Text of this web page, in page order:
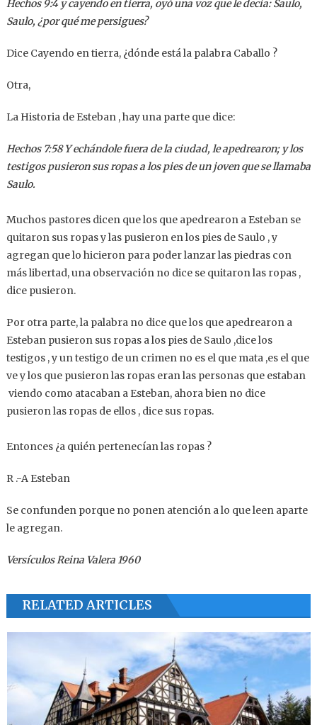
Hechos 9:4 y cayendo en tierra, oyó una voz que le decía: Saulo,
Saulo, ¿por qué me persigues?
Dice Cayendo en tierra, ¿dónde está la palabra Caballo ?
Otra,
La Historia de Esteban , hay una parte que dice:
Hechos 7:58 Y echándole fuera de la ciudad, le apedrearon; y los
testigos pusieron sus ropas a los pies de un joven que se llamaba
Saulo.
Muchos pastores dicen que los que apedrearon a Esteban se
quitaron sus ropas y las pusieron en los pies de Saulo , y
agregan que lo hicieron para poder lanzar las piedras con
más libertad, una observación no dice se quitaron las ropas ,
dice pusieron.
Por otra parte, la palabra no dice que los que apedrearon a
Esteban pusieron sus ropas a los pies de Saulo ,dice los
testigos , y un testigo de un crimen no es el que mata ,es el que
ve y los que pusieron las ropas eran las personas que estaban
viendo como atacaban a Esteban, ahora bien no dice
pusieron las ropas de ellos , dice sus ropas.
Entonces ¿a quién pertenecían las ropas ?
R .-A Esteban
Se confunden porque no ponen atención a lo que leen aparte
le agregan.
Versículos Reina Valera 1960
RELATED ARTICLES